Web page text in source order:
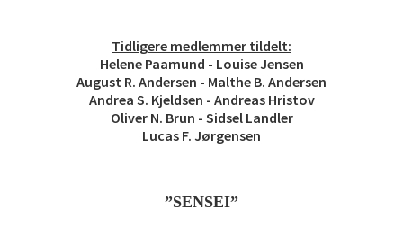
Tidligere medlemmer tildelt:
Helene Paamund - Louise Jensen
August R. Andersen - Malthe B. Andersen
Andrea S. Kjeldsen - Andreas Hristov
Oliver N. Brun - Sidsel Landler
Lucas F. Jørgensen
”SENSEI”